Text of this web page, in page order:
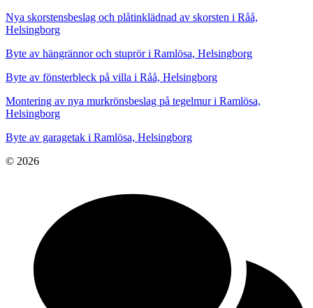
Nya skorstensbeslag och plåtinklädnad av skorsten i Råå,
Helsingborg
Byte av hängrännor och stuprör i Ramlösa, Helsingborg
Byte av fönsterbleck på villa i Råå, Helsingborg
Montering av nya murkrönsbeslag på tegelmur i Ramlösa,
Helsingborg
Byte av garagetak i Ramlösa, Helsingborg
© 2026